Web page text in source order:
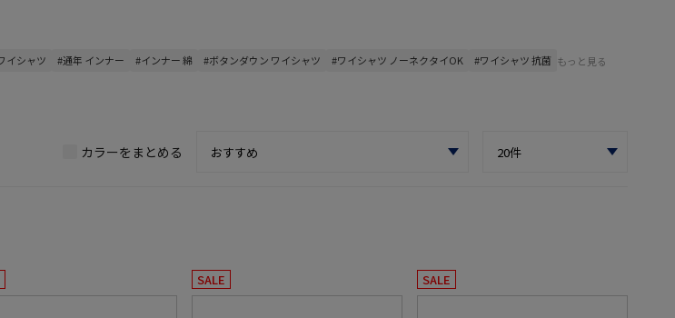
イシャツ #通年 インナー #インナー 綿 #ボタンダウン ワイシャツ #ワイシャツ ノーネクタイOK #ワイシャツ 抗菌 もっと見る
カラーをまとめる
SALE SALE